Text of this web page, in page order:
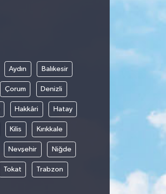
Aydın Balıkesir
Çorum Denizli
Hakkâri Hatay
Kilis Kırıkkale
Nevşehir Niğde
Tokat Trabzon